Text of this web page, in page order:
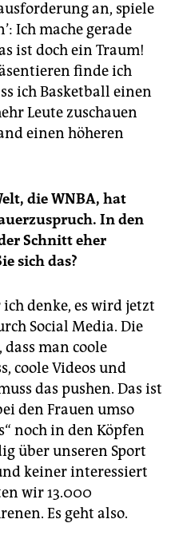
an, spiele
Ich mache gerade
ist doch ein Traum!
finde ich
ich Basketball einen
Leute zuschauen
einen höheren
die WNBA, hat
In den
Schnitt eher
sich das?
denke, es wird jetzt
Social Media. Die
man coole
coole Videos und
das pushen. Das ist
den Frauen umso
noch in den Köpfen
über unseren Sport
keiner interessiert
wir 13.000
Es geht also.